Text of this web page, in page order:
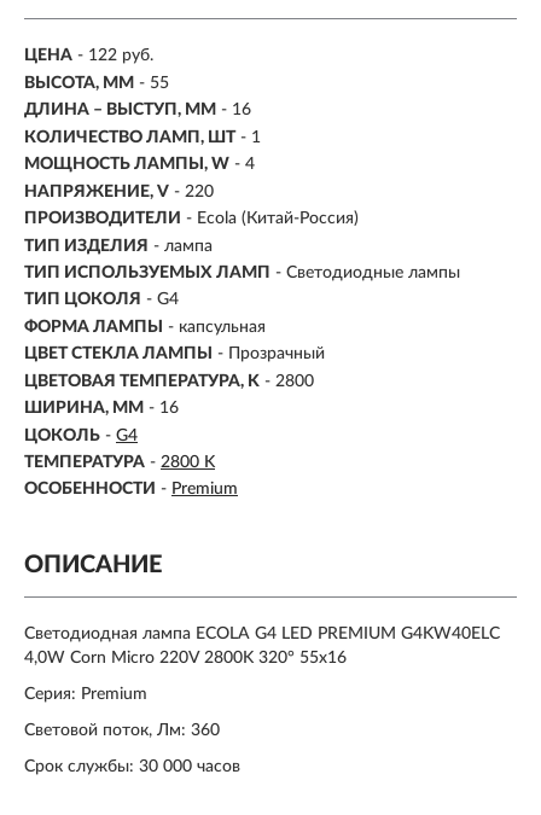
ЦЕНА - 122 руб.
ВЫСОТА, ММ - 55
ДЛИНА – ВЫСТУП, ММ - 16
КОЛИЧЕСТВО ЛАМП, ШТ - 1
МОЩНОСТЬ ЛАМПЫ, W - 4
НАПРЯЖЕНИЕ, V - 220
ПРОИЗВОДИТЕЛИ - Ecola (Китай-Россия)
ТИП ИЗДЕЛИЯ - лампа
ТИП ИСПОЛЬЗУЕМЫХ ЛАМП - Светодиодные лампы
ТИП ЦОКОЛЯ - G4
ФОРМА ЛАМПЫ
- капсульная
ЦВЕТ СТЕКЛА ЛАМПЫ
- Прозрачный
ЦВЕТОВАЯ ТЕМПЕРАТУРА, K - 2800
ШИРИНА, ММ - 16
ЦОКОЛЬ - G4
ТЕМПЕРАТУРА - 2800 K
ОСОБЕННОСТИ - Premium
ОПИСАНИЕ
Светодиодная лампа ECOLA G4 LED PREMIUM G4KW40ELC
4,0W Corn Micro 220V 2800K 320° 55x16
Серия: Premium
Световой поток, Лм: 360
Срок службы: 30 000 часов